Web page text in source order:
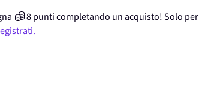
8punticompletando un acquisto! Solo per